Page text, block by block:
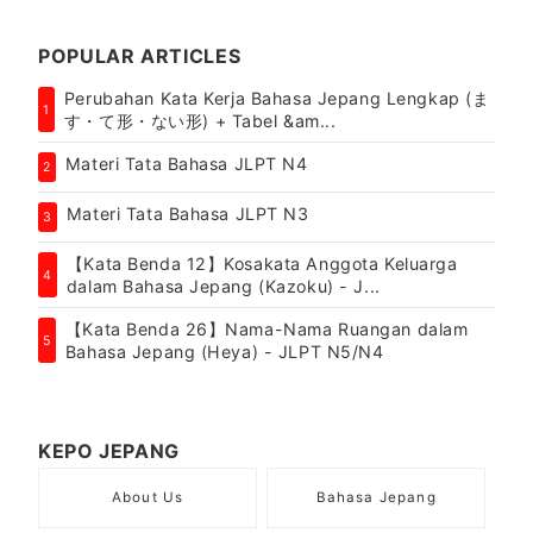
POPULAR ARTICLES
1
Perubahan Kata Kerja Bahasa Jepang Lengkap (ま
す・て形・ない形) + Tabel &am...
2 Materi Tata Bahasa JLPT N4
3 Materi Tata Bahasa JLPT N3
4
【Kata Benda 12】Kosakata Anggota Keluarga
dalam Bahasa Jepang (Kazoku) - J...
5
【Kata Benda 26】Nama-Nama Ruangan dalam
Bahasa Jepang (Heya) - JLPT N5/N4
KEPO JEPANG
About Us Bahasa Jepang